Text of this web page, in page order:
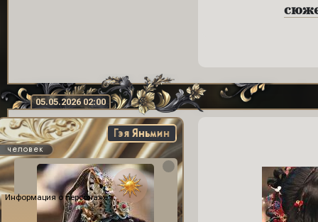
05.05.2026 02:00
Гэя Яньмин
человек
Информация о персонаже: